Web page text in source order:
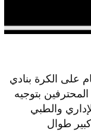
على الكرة بنادي
بتوجيه
والطبي
طوال